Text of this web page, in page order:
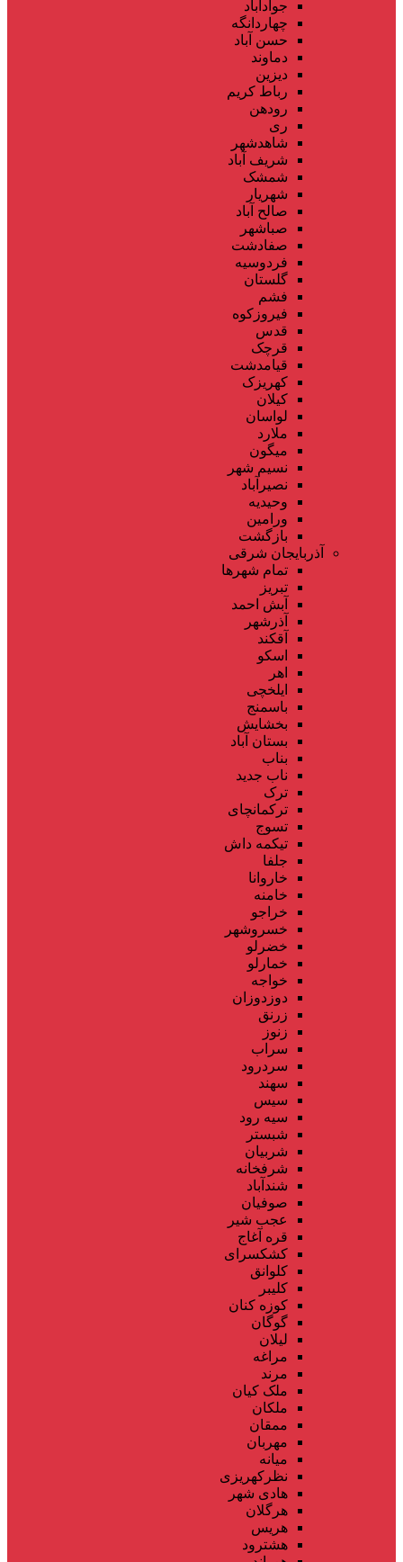
جوادآباد
چهاردانگه
حسن آباد
دماوند
دیزین
رباط کریم
رودهن
ری
شاهدشهر
شریف آباد
شمشک
شهریار
صالح آباد
صباشهر
صفادشت
فردوسیه
گلستان
فشم
فیروزکوه
قدس
قرچک
قیامدشت
کهریزک
کیلان
لواسان
ملارد
میگون
نسیم شهر
نصیرآباد
وحیدیه
ورامین
بازگشت
آذربایجان شرقی
تمام شهر‌ها
تبریز
آبش احمد
آذرشهر
آقکند
اسکو
اهر
ایلخچی
باسمنج
بخشایش
بستان آباد
بناب
ناب جدید
ترک
ترکمانچای
تسوج
تیکمه داش
جلفا
خاروانا
خامنه
خراجو
خسروشهر
خضرلو
خمارلو
خواجه
دوزدوزان
زرنق
زنوز
سراب
سردرود
سهند
سیس
سیه رود
شبستر
شربیان
شرفخانه
شندآباد
صوفیان
عجب شیر
قره آغاج
کشکسرای
کلوانق
کلیبر
کوزه کنان
گوگان
لیلان
مراغه
مرند
ملک کیان
ملکان
ممقان
مهربان
میانه
نظرکهریزی
هادی شهر
هرگلان
هریس
هشترود